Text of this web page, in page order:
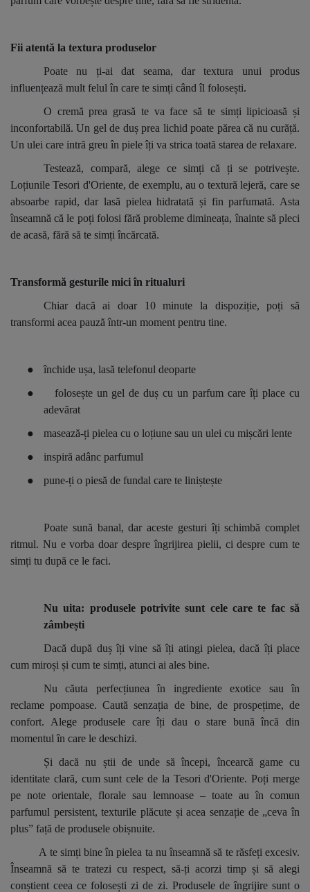
Fii atentă la textura produselor
Poate nu ți-ai dat seama, dar textura unui produs
influențează mult felul în care te simți când îl folosești.
O cremă prea grasă te va face să te simți lipicioasă și
inconfortabilă. Un gel de duș prea lichid poate părea că nu curăță.
Un ulei care intră greu în piele îți va strica toată starea de relaxare.
Testează, compară, alege ce simți că ți se potrivește.
Loțiunile Tesori d'Oriente, de exemplu, au o textură lejeră, care se
absoarbe rapid, dar lasă pielea hidratată și fin parfumată. Asta
înseamnă că le poți folosi fără probleme dimineața, înainte să pleci
de acasă, fără să te simți încărcată.
Transformă gesturile mici în ritualuri
Chiar dacă ai doar 10 minute la dispoziție, poți să
transformi acea pauză într-un moment pentru tine.
●
închide ușa, lasă telefonul deoparte
●
folosește un gel de duș cu un parfum care îți place cu
adevărat
●
masează-ți pielea cu o loțiune sau un ulei cu mișcări lente
●
inspiră adânc parfumul
●
pune-ți o piesă de fundal care te liniștește
Poate sună banal, dar aceste gesturi îți schimbă complet
ritmul. Nu e vorba doar despre îngrijirea pielii, ci despre cum te
simți tu după ce le faci.
Nu uita: produsele potrivite sunt cele care te fac să
zâmbești
Dacă după duș îți vine să îți atingi pielea, dacă îți place
cum miroși și cum te simți, atunci ai ales bine.
Nu căuta perfecțiunea în ingrediente exotice sau în
reclame pompoase. Caută senzația de bine, de prospețime, de
confort. Alege produsele care îți dau o stare bună încă din
momentul în care le deschizi.
Și dacă nu știi de unde să începi, încearcă game cu
identitate clară, cum sunt cele de la Tesori d'Oriente. Poți merge
pe note orientale, florale sau lemnoase – toate au în comun
parfumul persistent, texturile plăcute și acea senzație de „ceva în
plus” față de produsele obișnuite.
A te simți bine în pielea ta nu înseamnă să te răsfeți excesiv.
Înseamnă să te tratezi cu respect, să-ți acorzi timp și să alegi
conștient ceea ce folosești zi de zi. Produsele de îngrijire sunt o